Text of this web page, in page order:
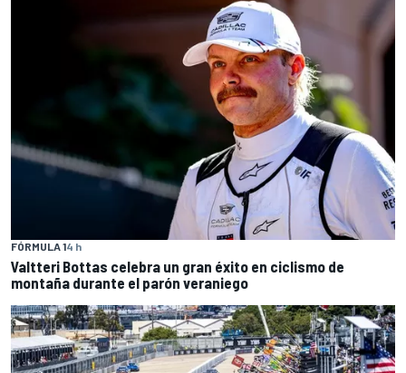
FÓRMULA 14 h
Valtteri Bottas celebra un gran éxito en ciclismo de
montaña durante el parón veraniego